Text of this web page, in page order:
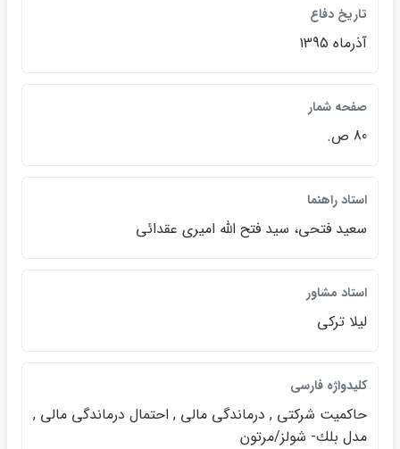
تاريخ دفاع
آذرماه 1395
صفحه شمار
80 ص.
استاد راهنما
سعيد فتحي، سيد فتح الله اميري عقدائي
استاد مشاور
ليلا تركي
كليدواژه فارسي
حاكميت شركتي , درماندگي مالي , احتمال درماندگي مالي ,
مدل بلك- شولز/مرتون